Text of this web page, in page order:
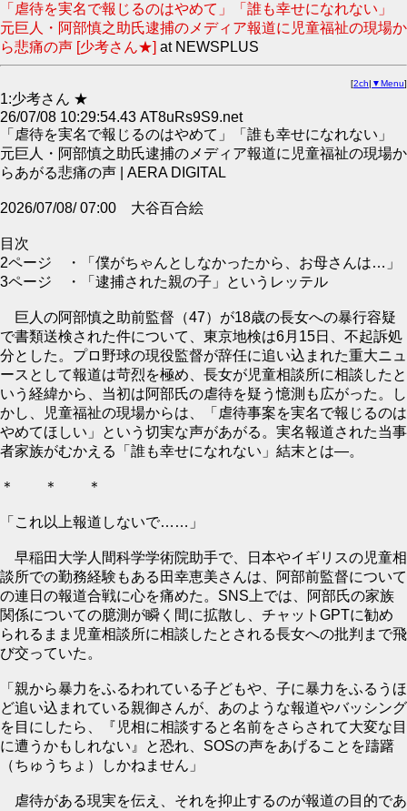
「虐待を実名で報じるのはやめて」「誰も幸せになれない」
元巨人・阿部慎之助氏逮捕のメディア報道に児童福祉の現場か
ら悲痛の声 [少考さん★] at NEWSPLUS
[2ch| ▼Menu]
1:少考さん ★
26/07/08 10:29:54.43 AT8uRs9S9.net
「虐待を実名で報じるのはやめて」「誰も幸せになれない」
元巨人・阿部慎之助氏逮捕のメディア報道に児童福祉の現場か
らあがる悲痛の声 | AERA DIGITAL
2026/07/08/ 07:00 大谷百合絵
目次
2ページ ・「僕がちゃんとしなかったから、お母さんは…」
3ページ ・「逮捕された親の子」というレッテル
巨人の阿部慎之助前監督（47）が18歳の長女への暴行容疑
で書類送検された件について、東京地検は6月15日、不起訴処
分とした。プロ野球の現役監督が辞任に追い込まれた重大ニュ
ースとして報道は苛烈を極め、長女が児童相談所に相談したと
いう経緯から、当初は阿部氏の虐待を疑う憶測も広がった。し
かし、児童福祉の現場からは、「虐待事案を実名で報じるのは
やめてほしい」という切実な声があがる。実名報道された当事
者家族がむかえる「誰も幸せになれない」結末とは―。
＊ ＊ ＊
「これ以上報道しないで……」
早稲田大学人間科学学術院助手で、日本やイギリスの児童相
談所での勤務経験もある田幸恵美さんは、阿部前監督について
の連日の報道合戦に心を痛めた。SNS上では、阿部氏の家族
関係についての臆測が瞬く間に拡散し、チャットGPTに勧め
られるまま児童相談所に相談したとされる長女への批判まで飛
び交っていた。
「親から暴力をふるわれている子どもや、子に暴力をふるうほ
ど追い込まれている親御さんが、あのような報道やバッシング
を目にしたら、『児相に相談すると名前をさらされて大変な目
に遭うかもしれない』と恐れ、SOSの声をあげることを躊躇
（ちゅうちょ）しかねません」
虐待がある現実を伝え、それを抑止するのが報道の目的であ